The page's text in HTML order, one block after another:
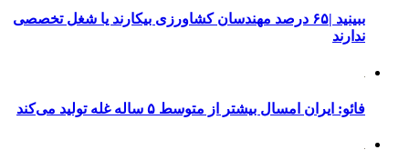
ببینید |۶۵ درصد مهندسان کشاورزی بیکارند یا شغل تخصصی
ندارند
فائو: ایران امسال بیشتر از متوسط ۵ ساله غله تولید می‌کند